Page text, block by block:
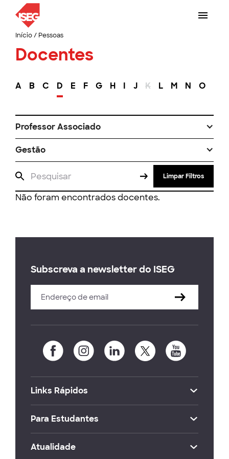
Início/ Pessoas
Docentes
A B C D E F G H I J K L M N O
Professor Associado
Gestão
Limpar Filtros
Não foram encontrados docentes.
Subscreva a newsletter do ISEG
Links Rápidos
Para Estudantes
Atualidade